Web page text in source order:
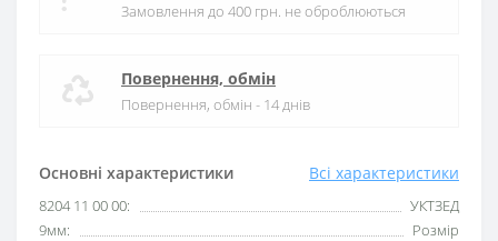
Основні характеристики Всі характеристики
8204 11 00 00:
УКТЗЕД
9мм:
Розмір
Замовлення до 400 грн. не оброблюються
Повернення, обмін
Повернення, обмін - 14 днів